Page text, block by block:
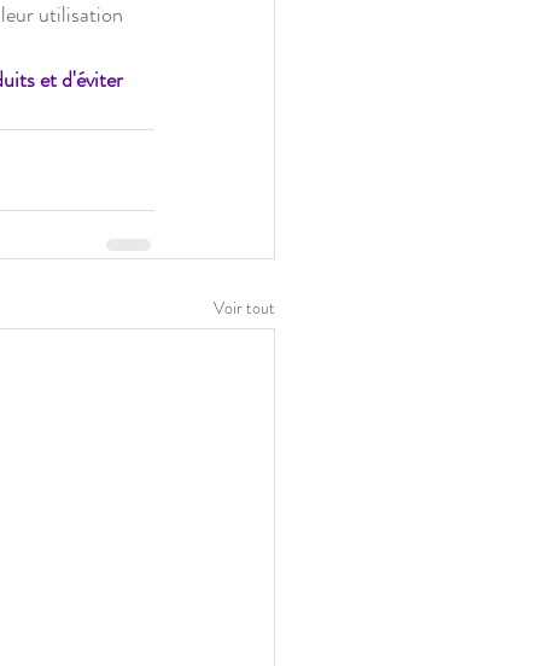
et d'éviter
Voir tout